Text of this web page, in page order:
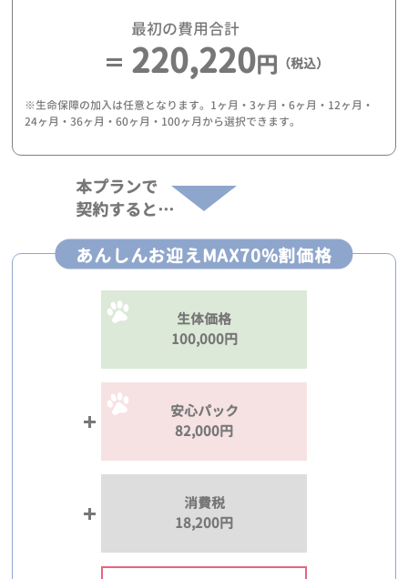
最初の費用合計
220,220円 （税込）
※生命保障の加入は任意となります。1ヶ月・3ヶ月・6ヶ月・12ヶ月・
24ヶ月・36ヶ月・60ヶ月・100ヶ月から選択できます。
本プランで
契約すると…
あんしんお迎えMAX70%割価格
生体価格
100,000円
安心パック
82,000円
消費税
18,200円